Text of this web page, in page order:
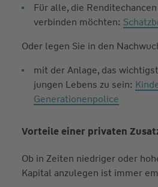
Für alle, die
verbinden möchten:
Oder legen Sie in den
mit der Anlage, das
jungen Lebens zu sein:
Generationen­police
Vorteile einer privaten
Ob in Zeiten niedriger oder
Kapital anzulegen ist immer